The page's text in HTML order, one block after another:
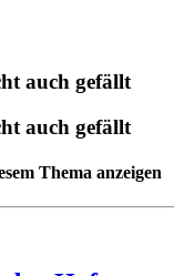
auch gefällt
auch gefällt
Thema anzeigen